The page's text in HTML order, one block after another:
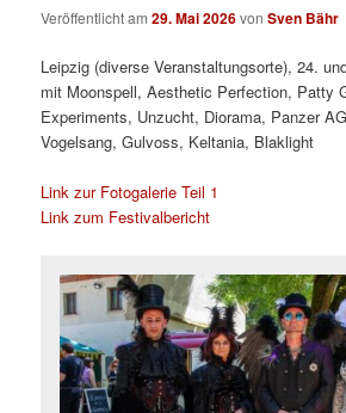
Veröffentlicht am29. Mai 2026vonSven Bähr
Leipzig (diverse Veranstaltungsorte), 24.
mit Moonspell, Aesthetic Perfection, Patty
Experiments, Unzucht, Diorama, Panzer
Vogelsang, Gulvoss, Keltania, Blaklight
Link zur Fotogalerie Teil 1
Link zum Festivalbericht